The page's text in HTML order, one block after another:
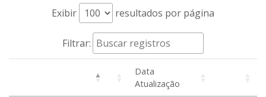
Exibir resultados por página
Filtrar:
Data
Atualização